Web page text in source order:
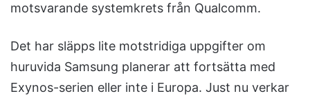
motsvarande systemkrets från Qualcomm.
Det har släpps lite motstridiga uppgifter om
huruvida Samsung planerar att fortsätta med
Exynos-serien eller inte i Europa. Just nu verkar